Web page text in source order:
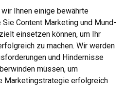
Ihnen einige bewährte
Content Marketing und Mund-
einsetzen können, um Ihr
zu machen. Wir werden
und Hindernisse
müssen, um
Marketingstrategie erfolgreich